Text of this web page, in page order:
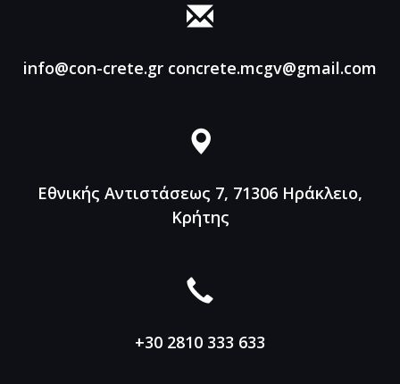
info@con-crete.gr concrete.mcgv@gmail.com
Εθνικής Αντιστάσεως 7, 71306 Ηράκλειο,
Κρήτης
+30 2810 333 633